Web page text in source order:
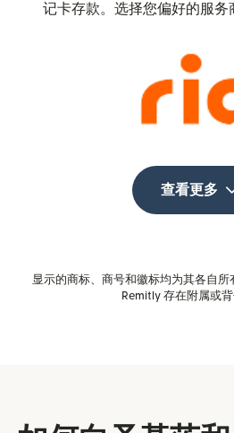
记卡存款。选择您偏好的服务
查看更多
显示的商标、商号和徽标均为其各自
Remitly 存在附属或背